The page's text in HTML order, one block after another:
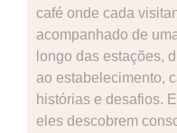
café onde cada
acompanhado de
longo das estações,
ao estabelecimento,
histórias e desafios.
eles descobrem